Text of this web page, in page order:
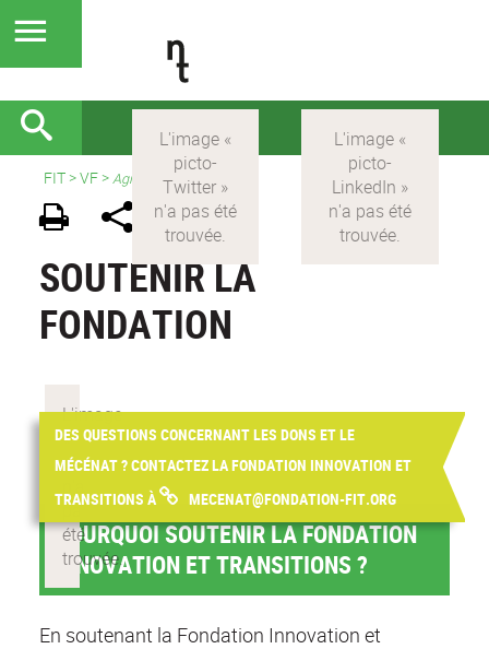
FIT>VF>Agir avec nous
SOUTENIR LA
FONDATION
DES QUESTIONS CONCERNANT LES DONS ET LE
MÉCÉNAT ? CONTACTEZ LA FONDATION INNOVATION ET
TRANSITIONS À
MECENAT@FONDATION-FIT.ORG
POURQUOI SOUTENIR LA FONDATION
INNOVATION ET TRANSITIONS ?
En soutenant la Fondation Innovation et